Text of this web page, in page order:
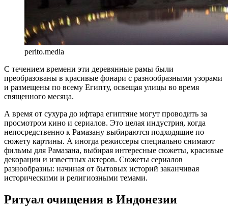
perito.media
С течением времени эти деревянные рамы были
преобразованы в красивые фонари с разнообразными узорами
и размещены по всему Египту, освещая улицы во время
священного месяца.
А время от сухура до ифтара египтяне могут проводить за
просмотром кино и сериалов. Это целая индустрия, когда
непосредственно к Рамазану выбираются подходящие по
сюжету картины. А иногда режиссеры специально снимают
фильмы для Рамазана, выбирая интересные сюжеты, красивые
декорации и известных актеров. Сюжеты сериалов
разнообразны: начиная от бытовых историй заканчивая
историческими и религиозными темами.
Ритуал очищения в Индонезии